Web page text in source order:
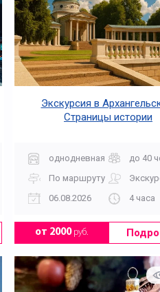
Экскурсия в
Страницы истории
однодневная
до 40
По маршруту
06.08.2026
4 часа
от 2000руб.